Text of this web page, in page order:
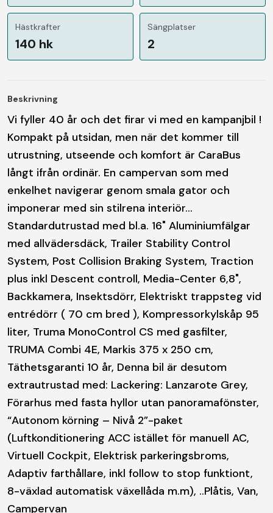
Hästkrafter
140 hk
Sängplatser
2
Beskrivning
Vi fyller 40 år och det firar vi med en kampanjbil !
Kompakt på utsidan, men när det kommer till
utrustning, utseende och komfort är CaraBus
långt ifrån ordinär. En campervan som med
enkelhet navigerar genom smala gator och
imponerar med sin stilrena interiör...
Standardutrustad med bl.a. 16" Aluminiumfälgar
med allvädersdäck, Trailer Stability Control
System, Post Collision Braking System, Traction
plus inkl Descent controll, Media-Center 6,8",
Backkamera, Insektsdörr, Elektriskt trappsteg vid
entrédörr ( 70 cm bred ), Kompressorkylskåp 95
liter, Truma MonoControl CS med gasfilter,
TRUMA Combi 4E, Markis 375 x 250 cm,
Täthetsgaranti 10 år, Denna bil är desutom
extrautrustad med: Lackering: Lanzarote Grey,
Förarhus med fasta hyllor utan panoramafönster,
“Autonom körning – Nivå 2”-paket
(Luftkonditionering ACC istället för manuell AC,
Virtuell Cockpit, Elektrisk parkeringsbroms,
Adaptiv farthållare, inkl follow to stop funktiont,
8-växlad automatisk växellåda m.m), ..Plåtis, Van,